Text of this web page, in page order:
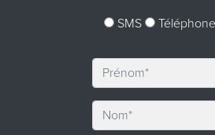
SMS Téléphone